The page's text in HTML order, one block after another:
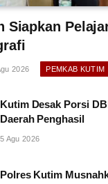
Siapkan
2026 PEMKAB KUTIM
Kutim Desak Porsi
Daerah Penghasil
5 Agu 2026
Polres Kutim